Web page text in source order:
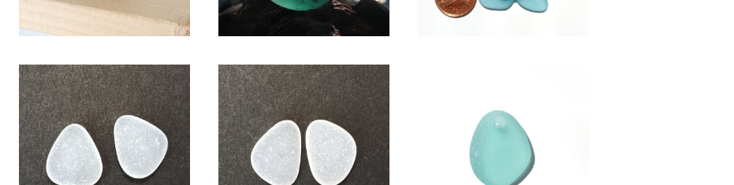
シーグラス アクセサリー素材(ピ
アス用) ASP-1
¥600
シーグラス アクセサリー素材(ピ
アス用) ASP-2
¥600
アクセサリー用シーグラス素材
(水色系) AS-20